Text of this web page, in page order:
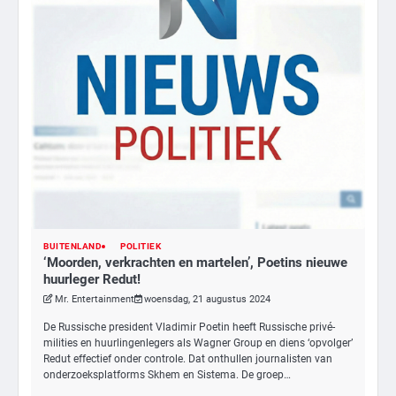
BUITENLAND POLITIEK
‘Moorden, verkrachten en martelen’, Poetins nieuwe
huurleger Redut!
Mr. Entertainment woensdag, 21 augustus 2024
De Russische president Vladimir Poetin heeft Russische privé-
milities en huurlingenlegers als Wagner Group en diens ‘opvolger’
Redut effectief onder controle. Dat onthullen journalisten van
onderzoeksplatforms Skhem en Sistema. De groep…
3
Nick Reiner, zoon van regisseur Rob
Ms. Army Girl